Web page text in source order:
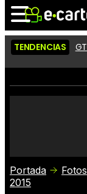
Noticias
Críticas
TENDENCIAS
Portada Fotos
2015